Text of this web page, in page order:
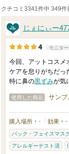
クチコミ3341件中 349件
じぇにぃー
4 モニタ
今回、アットコスメ
ケアを怠りがちだっ
特に鼻の黒ずみが気
使用した商品 サンプ
購入場所 - 効果 -
パック・フェイスマスク
アレルギーテスト済